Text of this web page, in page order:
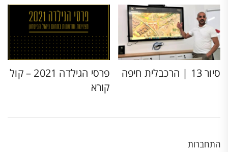
סיור 13 | הרכבלית חיפה
פרסי הגילדה 2021 – קול
קורא
התחברות